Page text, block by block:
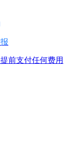
前支付任何费用